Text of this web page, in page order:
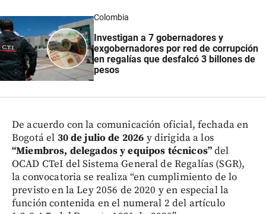
Colombia
Investigan a 7 gobernadores y
exgobernadores por red de corrupción
en regalías que desfalcó 3 billones de
pesos
De acuerdo con la comunicación oficial, fechada en
Bogotá el 30 de julio de 2026 y dirigida a los
“Miembros, delegados y equipos técnicos”del
OCAD CTeI del Sistema General de Regalías (SGR),
la convocatoria se realiza “en cumplimiento de lo
previsto en la Ley 2056 de 2020 y en especial la
función contenida en el numeral 2 del artículo